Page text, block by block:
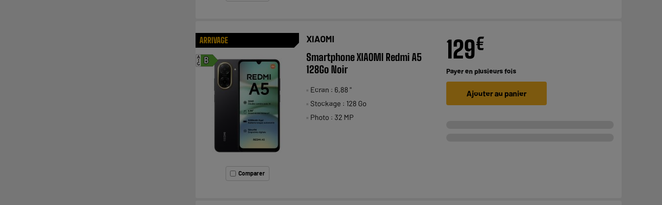
ARRIVAGE
B
A
G
Comparer
XIAOMI
Smartphone XIAOMI Redmi A5
128Go Noir
Ecran : 6,88 "
Stockage : 128 Go
Photo : 32 MP
129€
Payer en plusieurs fois
Ajouter au panier